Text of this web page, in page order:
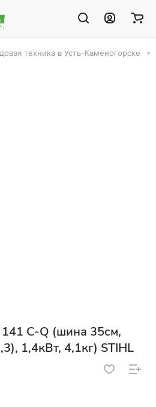
техника в Усть-Каменогорске
C-Q (шина 35см,
1,4кВт, 4,1кг) STIHL